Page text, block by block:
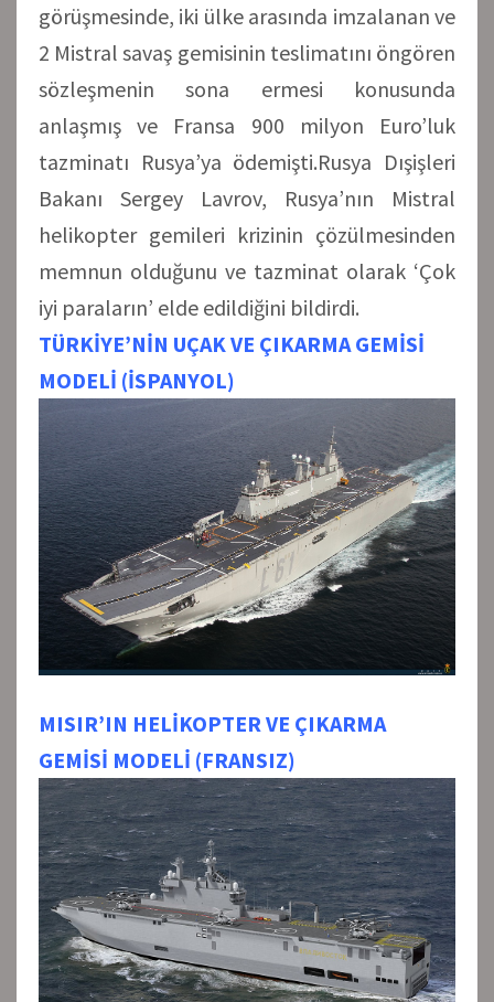
görüşmesinde, iki ülke arasında imzalanan ve
2 Mistral savaş gemisinin teslimatını öngören
sözleşmenin sona ermesi konusunda
anlaşmış ve Fransa 900 milyon Euro’luk
tazminatı Rusya’ya ödemişti.Rusya Dışişleri
Bakanı Sergey Lavrov, Rusya’nın Mistral
helikopter gemileri krizinin çözülmesinden
memnun olduğunu ve tazminat olarak ‘Çok
iyi paraların’ elde edildiğini bildirdi.
TÜRKİYE’NİN UÇAK VE ÇIKARMA GEMİSİ
MODELİ (İSPANYOL)
MISIR’IN HELİKOPTER VE ÇIKARMA
GEMİSİ MODELİ (FRANSIZ)